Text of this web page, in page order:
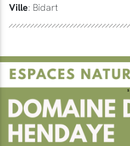
Ville: Bidart